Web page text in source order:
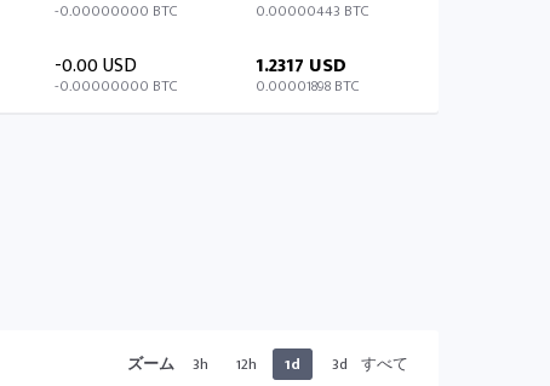
-0.00000000 BTC 0.00000443 BTC
-0.00 USD
-0.00000000 BTC
1.2317 USD
0.00001898 BTC
ズーム 3h 12h 1d 3d すべて